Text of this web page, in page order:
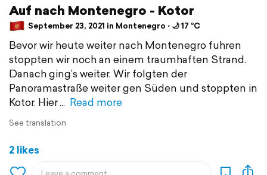
Auf nach Montenegro - Kotor
September 23, 2021 in Montenegro ⋅ 🌙 17 °C
Bevor wir heute weiter nach Montenegro fuhren
stoppten wir noch an einem traumhaften Strand.
Danach ging’s weiter. Wir folgten der
Panoramastraße weiter gen Süden und stoppten in
Kotor. Hier
Read more
See translation
2 likes